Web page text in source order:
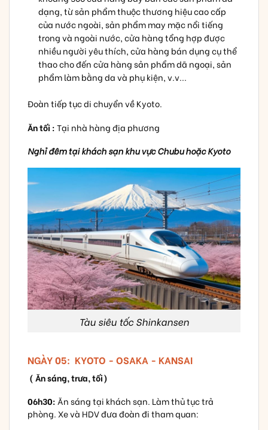
dạng, từ sản phẩm thuộc thương hiệu cao cấp
của nước ngoài, sản phẩm may mặc nổi tiếng
trong và ngoài nước, cửa hàng tổng hợp được
nhiều người yêu thích, cửa hàng bán dụng cụ thể
thao cho đến cửa hàng sản phẩm dã ngoại, sản
phẩm làm bằng da và phụ kiện, v.v...
Đoàn tiếp tục di chuyển về Kyoto.
Ăn tối :Tại nhà hàng địa phương
Nghỉ đêm tại khách sạnkhu vực Chubu hoặc Kyoto
Tàu siêu tốc Shinkansen
NGÀY 05: KYOTO - OSAKA - KANSAI
( Ăn sáng, trưa, tối)
06h30: Ăn sáng tại khách sạn. Làm thủ tục trả
phòng. Xe và HDV đưa đoàn đi tham quan: